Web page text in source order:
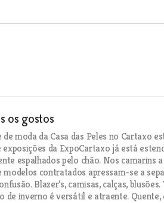
os gostos
moda da Casa das Peles no Cartaxo
da ExpoCartaxo já está
espalhados pelo chão. Nos camarins
modelos contratados apressam-se a
Blazer’s, camisas, calças,
de inverno é versátil e atraente. Quente,